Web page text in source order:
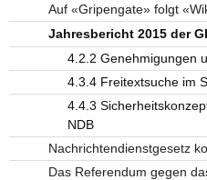
Auf «Gripengate» folgt
Jahresbericht 2015 der
4.2.2 Genehmigungen
4.3.4 Freitextsuche im
4.4.3
NDB
Nachrichtendienstgesetz
Das Referendum gegen